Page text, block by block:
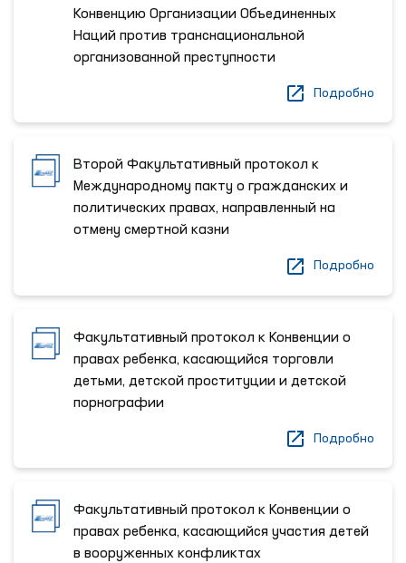
Конвенцию Организации Объединенных
Наций против транснациональной
организованной преступности
Подробно
Второй Факультативный протокол к
Международному пакту о гражданских и
политических правах, направленный на
отмену смертной казни
Подробно
Факультативный протокол к Конвенции о
правах ребенка, касающийся торговли
детьми, детской проституции и детской
порнографии
Подробно
Факультативный протокол к Конвенции о
правах ребенка, касающийся участия детей
в вооруженных конфликтах